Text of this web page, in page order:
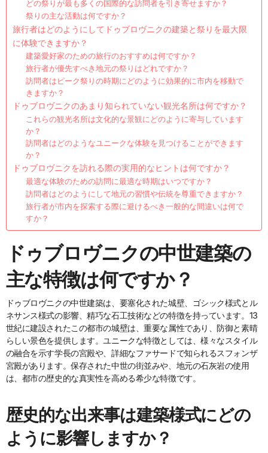
どの祭りが最も多くの国際的な訪問者を引き寄せますか？
祭りの主な活動は何ですか？
旅行者はどのようにしてドゥブロヴニクの建築と祭りを最大限
に体験できますか？
建築愛好家のための旅行のおすすめは何ですか？
旅行者が優先すべき地元の祭りはどれですか？
訪問者はピーク祭りの時期にどのように効果的に市内を移動で
きますか？
ドゥブロヴニクのあまり知られていない観光名所は何ですか？
これらの観光名所は文化的な景観にどのように寄与しています
か？
訪問者はどのようなユニークな体験を見つけることができます
か？
ドゥブロヴニクを訪れる際の実用的なヒントは何ですか？
最適な体験のための訪問に最適な時期はいつですか？
訪問者はどのようにして地元の習慣や伝統を尊重できますか？
旅行者が市内を探索する際に避けるべき一般的な間違いは何で
すか？
ドゥブロヴニクの中世建築の
主な特徴は何ですか？
ドゥブロヴニクの中世建築は、要塞化された城壁、ゴシック様式とル
ネサンス様式の影響、精巧な石工技術などの特徴を持っています。13
世紀に建設されたこの都市の城壁は、重要な属性であり、防御と素晴
らしい景色を提供します。ユニークな特徴としては、様々なスタイル
の融合を示す学長の宮殿や、詳細なファサードで知られるスフォンザ
宮殿があります。保存された中世の街並みや、地元の石灰岩の使用
は、都市の歴史的な真実性を高める希少な特徴です。
歴史的な出来事は建築様式にどの
ように影響しますか？